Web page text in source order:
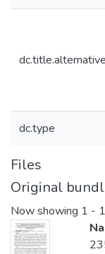
dc.title.alternative
dc.type
Files
Original
Now showing 1 -